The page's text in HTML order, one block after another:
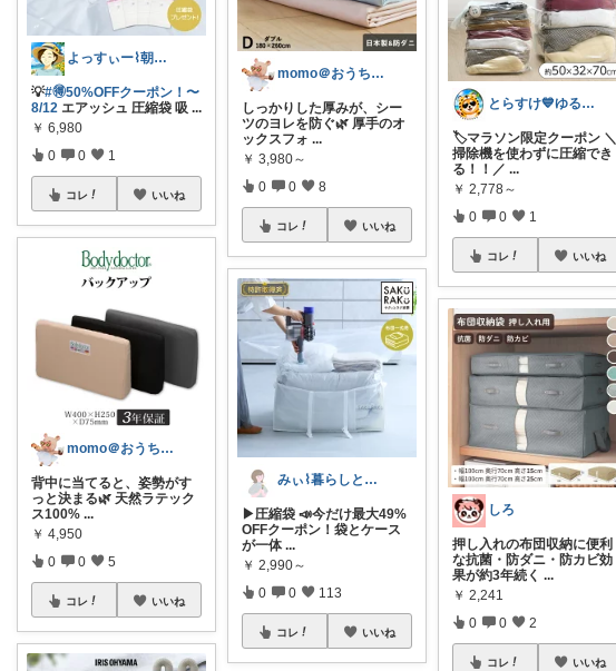
よっすぃー⌇朝コレ☀楽しい暮らし😇
💡#🉐50%OFFクーポン！〜
8/12 エアッシュ 圧縮袋 吸 ...
￥ 6,980
0 0 1
コレ いいね
momo＠おうち大好き💛
背中に当てると、姿勢がす
っと決まる🌿 天然ラテック
ス100% ...
￥ 4,950
0 0 5
コレ いいね
momo＠おうち大好き💛
しっかりした厚みが、シー
ツのヨレを防ぐ🌿 厚手のオ
ックスフォ ...
￥ 3,980～
0 0 8
コレ いいね
みぃ⌇暮らしと育児のおすすめアイテム💐
▶︎圧縮袋 📣今だけ最大49%
OFFクーポン！袋とケース
が一体 ...
￥ 2,990～
0 0 113
コレ いいね
とらすけ💙ゆるミニマリストの愛用品
🏷️マラソン限定クーポン ＼
掃除機を使わずに圧縮でき
る！！／...
￥ 2,778～
0 0 1
コレ いいね
しろ
押し入れの布団収納に便利
な抗菌・防ダニ・防カビ効
果が約3年続く ...
￥ 2,241
0 0 2
コレ いいね